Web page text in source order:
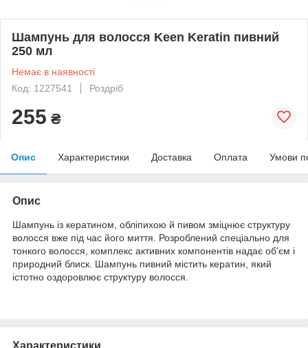
Шампунь для волосся Keen Keratin пивний
250 мл
Немає в наявності
Код: 1227541
Роздріб
255 ₴
Опис Характеристики Доставка Оплата Умови
Опис
Шампунь із кератином, обліпихою й пивом зміцнює структуру
волосся вже під час його миття. Розроблений спеціально для
тонкого волосся, комплекс активних компонентів надає об'єм і
природний блиск. Шампунь пивний містить кератин, який
істотно оздоровлює структуру волосся.
Характеристики